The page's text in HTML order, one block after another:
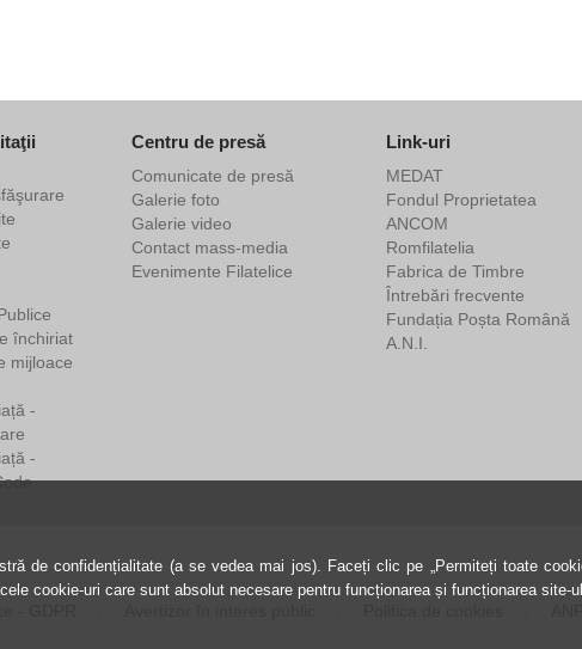
de confidențialitate (a se vedea mai jos). Faceți clic pe „Permiteți toate
cookie-uri care sunt absolut necesare pentru funcționarea și funcționarea site-
închiriat
mijloace
-
-
Centru de presă
Comunicate de presă
Galerie foto
Galerie video
Contact mass-media
Evenimente Filatelice
Link-uri
MEDAT
Fondul Proprietatea
ANCOM
Romfilatelia
Fabrica de Timbre
Întrebări frecvente
Fundația Poșta Română
A.N.I.